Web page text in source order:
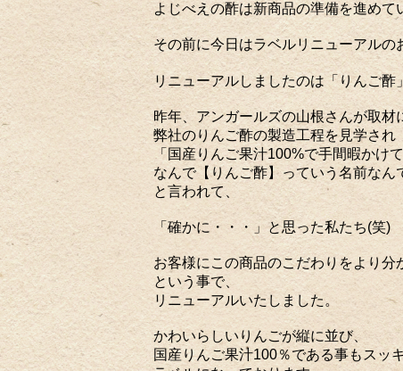
よじべえの酢は新商品の準備を進めて
その前に今日はラベルリニューアルの
リニューアルしましたのは「りんご酢
昨年、アンガールズの山根さんが取材
弊社のりんご酢の製造工程を見学され
「国産りんご果汁100%で手間暇かけ
なんで【りんご酢】っていう名前なん
と言われて、
「確かに・・・」と思った私たち(笑)
お客様にこの商品のこだわりをより分
という事で、
リニューアルいたしました。
かわいらしいりんごが縦に並び、
国産りんご果汁100％である事もスッ